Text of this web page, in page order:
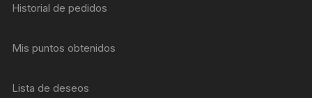
Historial de pedidos
Mis puntos obtenidos
Lista de deseos